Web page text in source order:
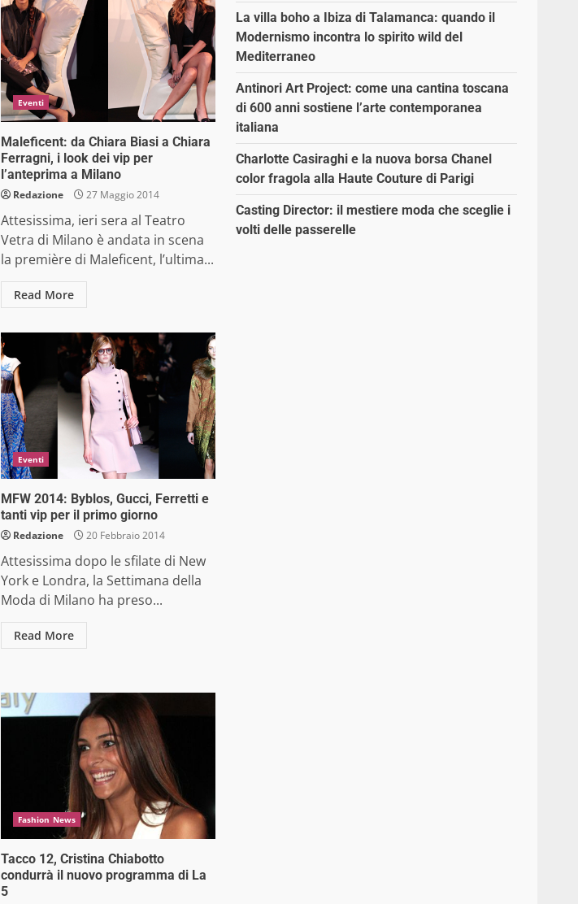
Eventi
Maleficent: da Chiara Biasi a Chiara
Ferragni, i look dei vip per
l’anteprima a Milano
Redazione 27 Maggio 2014
Attesissima, ieri sera al Teatro
Vetra di Milano è andata in scena
la première di Maleficent, l’ultima...
Read More
Eventi
MFW 2014: Byblos, Gucci, Ferretti e
tanti vip per il primo giorno
Redazione 20 Febbraio 2014
Attesissima dopo le sfilate di New
York e Londra, la Settimana della
Moda di Milano ha preso...
Read More
Fashion News
Tacco 12, Cristina Chiabotto
condurrà il nuovo programma di La
5
La villa boho a Ibiza di Talamanca: quando il
Modernismo incontra lo spirito wild del
Mediterraneo
Antinori Art Project: come una cantina toscana
di 600 anni sostiene l’arte contemporanea
italiana
Charlotte Casiraghi e la nuova borsa Chanel
color fragola alla Haute Couture di Parigi
Casting Director: il mestiere moda che sceglie i
volti delle passerelle